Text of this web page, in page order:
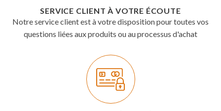
SERVICE CLIENT À VOTRE ÉCOUTE
Notre service client est à votre disposition pour toutes vos
questions liées aux produits ou au processus d'achat